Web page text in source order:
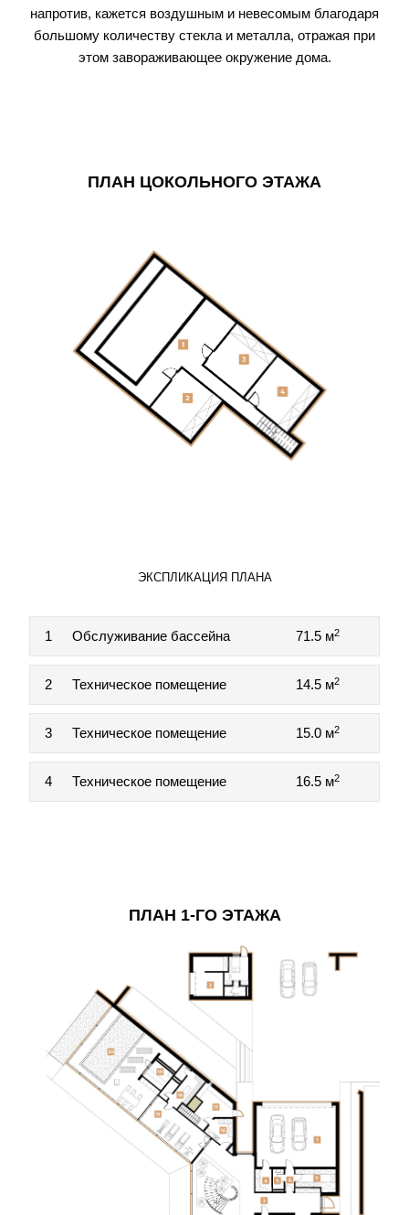
напротив, кажется воздушным и невесомым благодаря
большому количеству стекла и металла, отражая при
этом завораживающее окружение дома.
ПЛАН ЦОКОЛЬНОГО ЭТАЖА
ЭКСПЛИКАЦИЯ ПЛАНА
1 Обслуживание бассейна 71.5 м2
2 Техническое помещение 14.5 м2
3 Техническое помещение 15.0 м2
4 Техническое помещение 16.5 м2
ПЛАН 1-ГО ЭТАЖА